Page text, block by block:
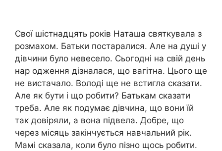
Свої шістнадцять років Наташа святкувала з
розмахом. Батьки постаралися. Але на душі у
дівчини було невесело. Сьогодні на свій день
нар одження дізналася, що вагітна. Цього ще
не вистачало. Володі ще не встигла сказати.
Але як бути і що робити? Батькам сказати
треба. Але як подумає дівчина, що вони їй
так довіряли, а вона підвела. Добре, що
через місяць закінчується навчальний рік.
Мамі сказала, коли було пізно щось робити.